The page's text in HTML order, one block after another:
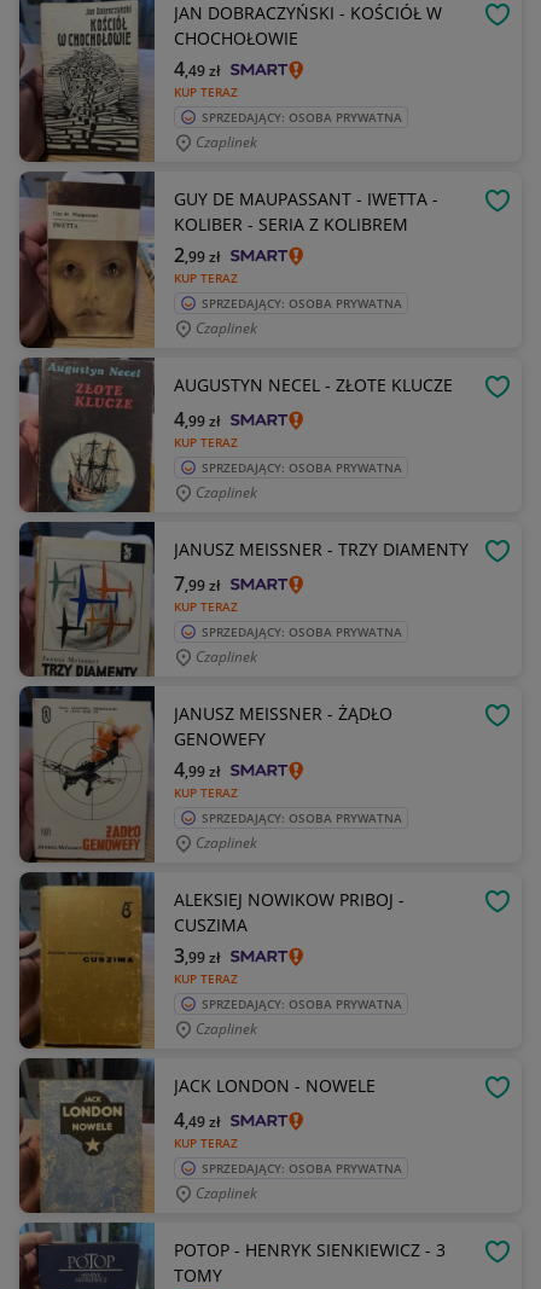
JAN DOBRACZYŃSKI - KOŚCIÓŁ W
CHOCHOŁOWIE
KUP TERAZ
4,49zł
SPRZEDAJĄCY: OSOBA PRYWATNA
Czaplinek
GUY DE MAUPASSANT - IWETTA -
KOLIBER - SERIA Z KOLIBREM
KUP TERAZ
2,99zł
SPRZEDAJĄCY: OSOBA PRYWATNA
Czaplinek
AUGUSTYN NECEL - ZŁOTE KLUCZE
KUP TERAZ
4,99zł
SPRZEDAJĄCY: OSOBA PRYWATNA
Czaplinek
JANUSZ MEISSNER - TRZY DIAMENTY
KUP TERAZ
7,99zł
SPRZEDAJĄCY: OSOBA PRYWATNA
Czaplinek
JANUSZ MEISSNER - ŻĄDŁO
GENOWEFY
KUP TERAZ
4,99zł
SPRZEDAJĄCY: OSOBA PRYWATNA
Czaplinek
ALEKSIEJ NOWIKOW PRIBOJ -
CUSZIMA
KUP TERAZ
3,99zł
SPRZEDAJĄCY: OSOBA PRYWATNA
Czaplinek
JACK LONDON - NOWELE
KUP TERAZ
4,49zł
SPRZEDAJĄCY: OSOBA PRYWATNA
Czaplinek
POTOP - HENRYK SIENKIEWICZ - 3
TOMY